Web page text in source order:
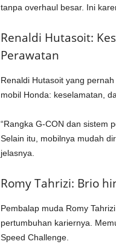
tanpa overhaul besar. Ini
Renaldi Hutasoit:
Perawatan
Renaldi Hutasoit yang
mobil Honda: keselamatan,
“Rangka G-CON dan sistem
Selain itu, mobilnya mudah
jelasnya.
Romy Tahrizi: Brio
Pembalap muda Romy
pertumbuhan kariernya.
Speed Challenge.